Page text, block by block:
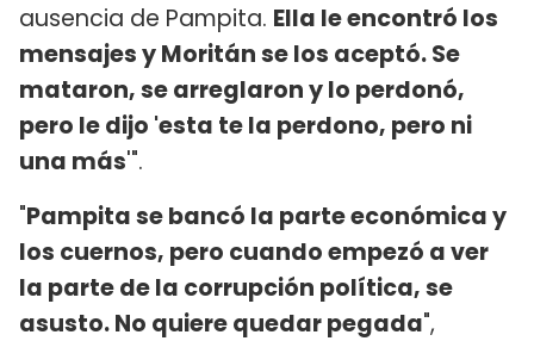
ausencia de Pampita. Ella le encontró los
mensajes y Moritán se los aceptó. Se
mataron, se arreglaron y lo perdonó,
pero le dijo 'esta te la perdono, pero ni
una más'".
"Pampita se bancó la parte económica y
los cuernos, pero cuando empezó a ver
la parte de la corrupción política, se
asusto. No quiere quedar pegada",